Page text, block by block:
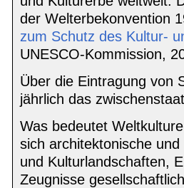
der Welterbekonvention
zum Schutz des Kultur-
UNESCO-Kommission,
Über die Eintragung von
jährlich das
Was bedeutet
sich architektonische
und Kulturlandschaften,
Zeugnisse